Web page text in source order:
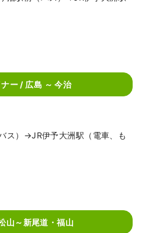
ー / 広島 ～ 今治
ス）→JR伊予大洲駅（電車、も
山～新尾道・福山